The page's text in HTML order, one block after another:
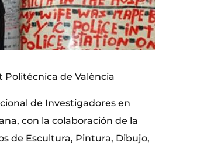
Politécnica de València
de Investigadores en
con la colaboración de la
de Escultura, Pintura, Dibujo,